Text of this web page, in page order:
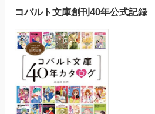
コバルト文庫創刊40年公式記録